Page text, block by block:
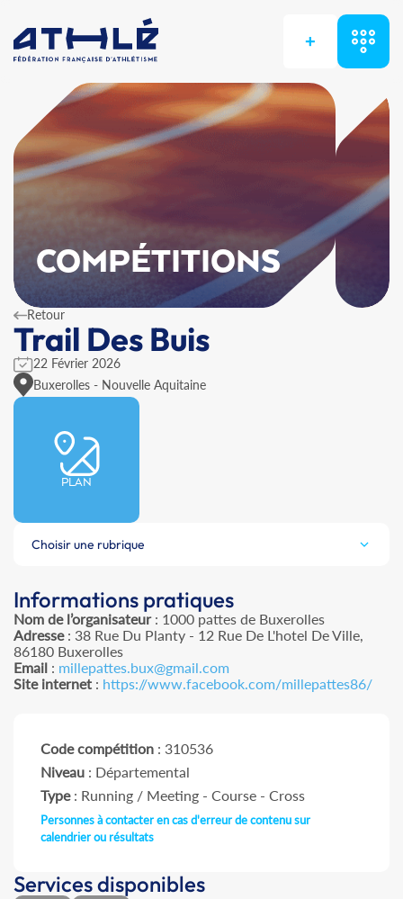
+
COMPÉTITIONS
Retour
Trail Des Buis
22 Février 2026
Buxerolles - Nouvelle Aquitaine
PLAN
Choisir une rubrique
Informations pratiques
Nom de l’organisateur: 1000 pattes de Buxerolles
Adresse: 38 Rue Du Planty - 12 Rue De L'hotel De Ville,
86180 Buxerolles
Email : millepattes.bux@gmail.com
Site internet : https://www.facebook.com/millepattes86/
Code compétition : 310536
Niveau : Départemental
Type: Running / Meeting - Course - Cross
Personnes à contacter en cas d'erreur de contenu sur
calendrier ou résultats
Services disponibles